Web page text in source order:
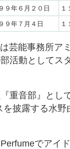
９年６月２０日 １
９年７月４日 １
芸能事務所ア
活動としてス
重音部』とし
を披露する水
でアイ